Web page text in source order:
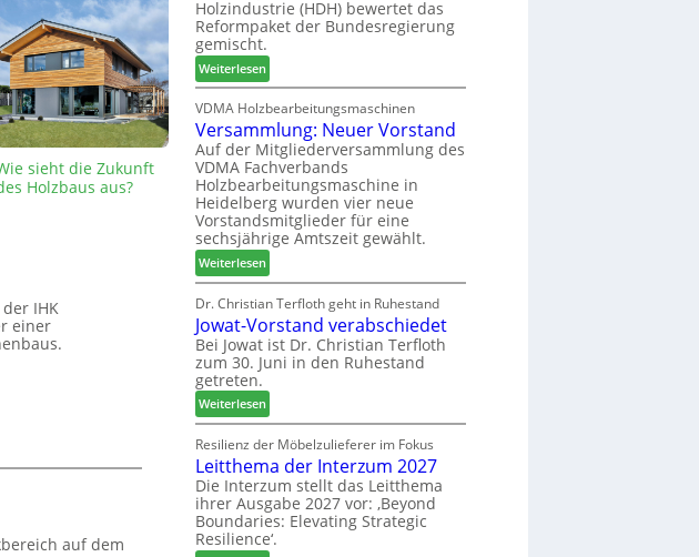
sieht die Zukunft
Holzbaus aus?
IHK
einer
auf dem
2
0
2
6
e
s
u
c
h
e
r
z
a
h
l
e
n
b
o
t
h
i
l
f
t
b
e
i
P
r
o
d
u
k
t
s
u
c
h
e
Holzindustrie (HDH) bewertet das
Reformpaket der Bundesregierung
gemischt.
Weiterlesen:
H
D
H
f
o
r
d
e
r
t
N
a
c
h
b
s
s
e
r
u
n
g
e
VDMA Holzbearbeitungsmaschinen
Versammlung: Neuer Vorstand
Auf der Mitgliederversammlung des
VDMA Fachverbands
Holzbearbeitungsmaschine in
Heidelberg wurden vier neue
Vorstandsmitglieder für eine
sechsjährige Amtszeit gewählt.
Weiterlesen:
V
e
r
s
a
m
l
u
n
g
:
N
e
Dr. Christian Terfloth geht in Ruhestand
Jowat-Vorstand verabschiedet
Bei Jowat ist Dr. Christian Terfloth
zum 30. Juni in den Ruhestand
getreten.
Weiterlesen:
J
o
w
a
t
-
V
Resilienz der Möbelzulieferer im Fokus
Leitthema der Interzum 2027
Die Interzum stellt das Leitthema
ihrer Ausgabe 2027 vor: ‚Beyond
Boundaries: Elevating Strategic
Resilience‘.